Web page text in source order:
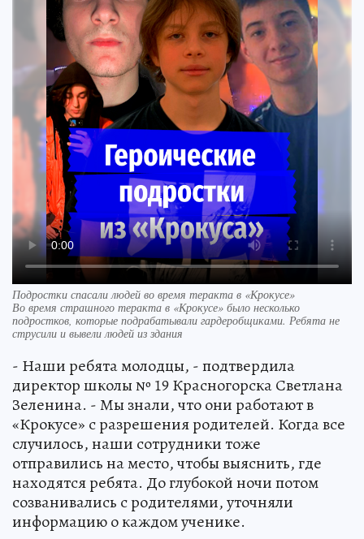
Подростки спасали людей во время теракта в «Крокусе»
Во время страшного теракта в «Крокусе» было несколько
подростков, которые подрабатывали гардеробщиками. Ребята не
струсили и вывели людей из здания
- Наши ребята молодцы, - подтвердила
директор школы № 19 Красногорска Светлана
Зеленина. - Мы знали, что они работают в
«Крокусе» с разрешения родителей. Когда все
случилось, наши сотрудники тоже
отправились на место, чтобы выяснить, где
находятся ребята. До глубокой ночи потом
созванивались с родителями, уточняли
информацию о каждом ученике.